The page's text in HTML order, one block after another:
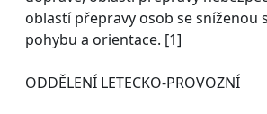
oblastí přepravy osob se sníženou
pohybu a orientace. [1]
ODDĚLENÍ LETECKO-PROVOZNÍ